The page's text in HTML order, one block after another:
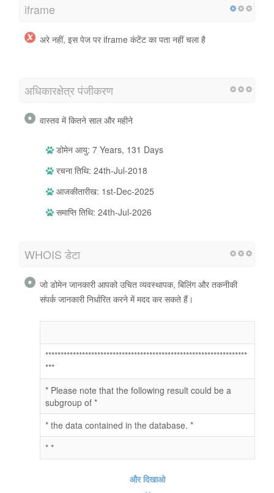
iframe
अरे नहीं, इस पेज पर iframe कंटेंट का पता नहीं चला है
अधिकारक्षेत्र पंजीकरण
वास्तव में कितने साल और महीने
डोमेन आयु: 7 Years, 131 Days
रचना तिथि: 24th-Jul-2018
आजकीतारीख: 1st-Dec-2025
समाप्ति तिथि: 24th-Jul-2026
WHOIS डेटा
जो डोमेन जानकारी आपको उचित व्यवस्थापक, बिलिंग और तकनीकी
संपर्क जानकारी निर्धारित करने में मदद कर सकते हैं।
******************************************************************
***
* Please note that the following result could be a
subgroup of *
* the data contained in the database. *
* *
और दिखाओ